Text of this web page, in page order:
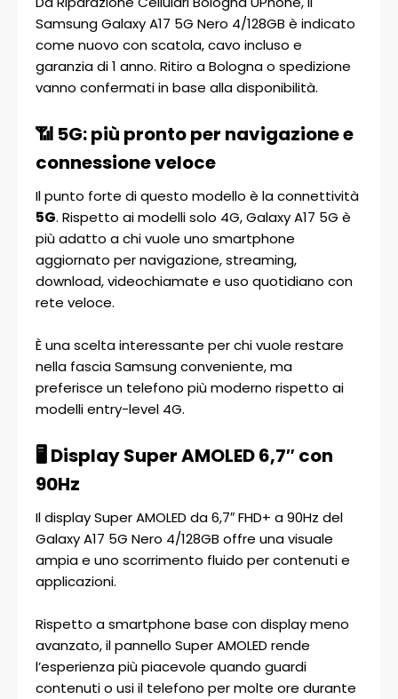
Samsung Galaxy A17 5G Nero 4/128GB è indicato
come nuovo con scatola, cavo incluso e
garanzia di 1 anno. Ritiro a Bologna o spedizione
vanno confermati in base alla disponibilità.
📶 5G: più pronto per navigazione e
connessione veloce
Il punto forte di questo modello è la connettività
5G. Rispetto ai modelli solo 4G, Galaxy A17 5G è
più adatto a chi vuole uno smartphone
aggiornato per navigazione, streaming,
download, videochiamate e uso quotidiano con
rete veloce.
È una scelta interessante per chi vuole restare
nella fascia Samsung conveniente, ma
preferisce un telefono più moderno rispetto ai
modelli entry-level 4G.
🖥️ Display Super AMOLED 6,7″ con
90Hz
Il display Super AMOLED da 6,7″ FHD+ a 90Hz del
Galaxy A17 5G Nero 4/128GB offre una visuale
ampia e uno scorrimento fluido per contenuti e
applicazioni.
Rispetto a smartphone base con display meno
avanzato, il pannello Super AMOLED rende
l’esperienza più piacevole quando guardi
contenuti o usi il telefono per molte ore durante